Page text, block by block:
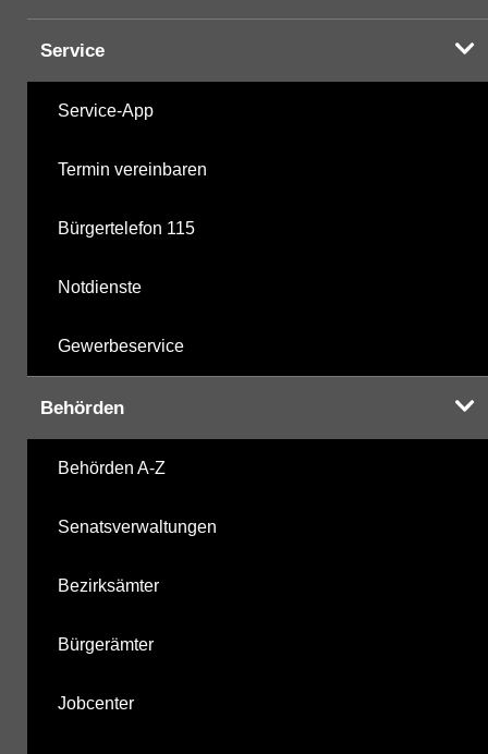
Service
Service-App
Termin vereinbaren
Bürgertelefon 115
Notdienste
Gewerbeservice
Behörden
Behörden A-Z
Senatsverwaltungen
Bezirksämter
Bürgerämter
Jobcenter